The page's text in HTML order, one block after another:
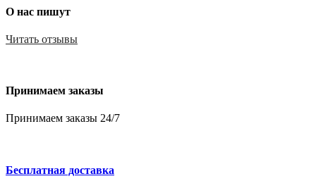
О нас пишут
Читать отзывы
Принимаем заказы
Принимаем заказы 24/7
Бесплатная доставка